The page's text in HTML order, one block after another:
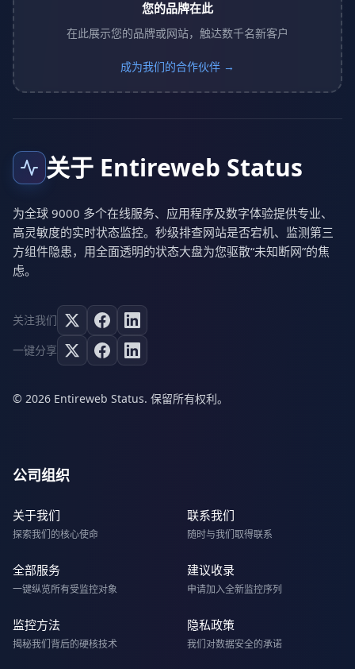
您的品牌在此
在此展示您的品牌或网站，触达数千名新客户
成为我们的合作伙伴 →
关于 Entireweb Status
为全球 9000 多个在线服务、应用程序及数字体验提供专业、
高灵敏度的实时状态监控。秒级排查网站是否宕机、监测第三
方组件隐患，用全面透明的状态大盘为您驱散“未知断网”的焦
虑。
关注我们
一键分享
© 2026 Entireweb Status. 保留所有权利。
公司组织
关于我们
探索我们的核心使命
联系我们
随时与我们取得联系
全部服务
一键纵览所有受监控对象
建议收录
申请加入全新监控序列
监控方法
揭秘我们背后的硬核技术
隐私政策
我们对数据安全的承诺